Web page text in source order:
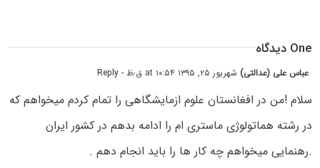
One دیدگاه
عباس علی (عدالتی) شهریور ۲۵, ۱۳۹۵ at ۱۰:۵۴ ق٫ظ - Reply
سلام !من در افغانستان علوم ازمایشگاهی را تمام کردم میخواهم که
در رشته هماتولوژی ماستری ام را ادامه بدهم در کشور ایران
.رهنمایی میخواهم چه کار ها را باید انجام دهم .